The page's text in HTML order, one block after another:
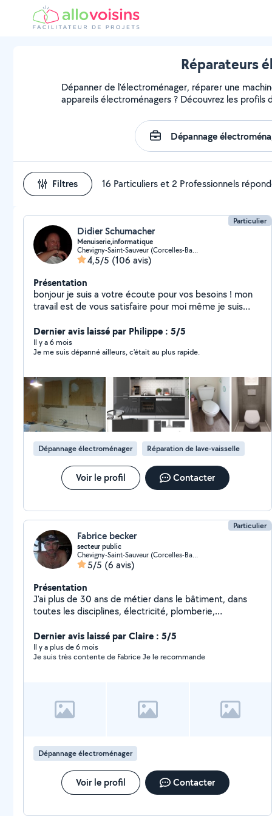
Réparateurs
Dépanner de l'électroménager, réparer une
appareils électroménagers ? Découvrez les
Filtres 16 Particuliers et 2 Professionnels
Particulier
Didier Schumacher
Menuiserie,informatique
Chevigny-Saint-Sauveur (Corcelles-Bas de Chanot)
4,5/5 (106 avis)
Présentation
bonjour je suis a votre écoute pour vos besoins ! mon
travail est de vous satisfaire pour moi même je suis
travaux dans toute la maison intérieur et extérieur
Dernier avis laissé par Philippe : 5/5
Il y a 6 mois
Je me suis dépanné ailleurs, c'était au plus rapide.
Dépannage électroménager Réparation de lave-vaisselle
Voir le profil Contacter
Particulier
Fabrice becker
secteur public
Chevigny-Saint-Sauveur (Corcelles-Bas de Chanot)
5/5 (6 avis)
Présentation
J'ai plus de 30 ans de métier dans le bâtiment, dans
toutes les disciplines, électricité, plomberie,
bureau d'ou le travail manuel me manque beaucoup.
Dernier avis laissé par Claire : 5/5
Il y a plus de 6 mois
Je suis très contente de Fabrice Je le recommande
Dépannage électroménager
Voir le profil Contacter